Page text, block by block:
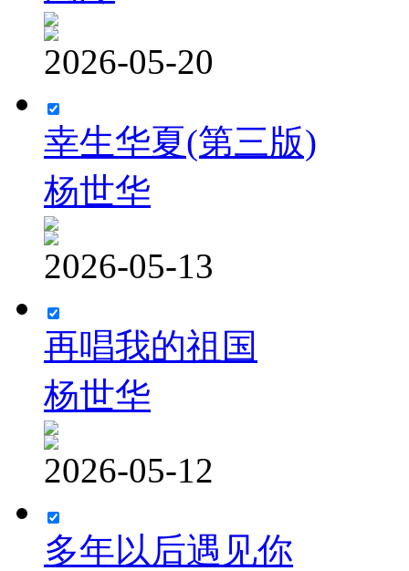
2026-05-20
幸生华夏(第三版)
杨世华
2026-05-13
再唱我的祖国
杨世华
2026-05-12
多年以后遇见你